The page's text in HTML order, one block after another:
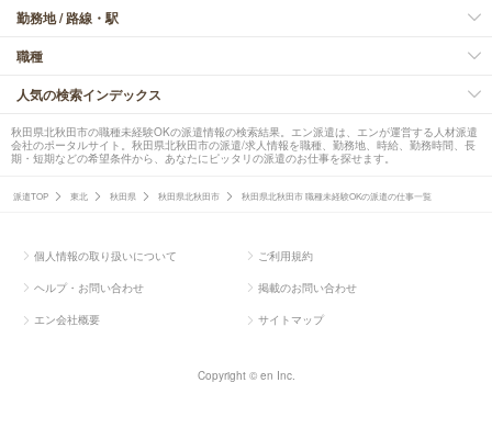
勤務地 / 路線・駅
職種
人気の検索インデックス
秋田県北秋田市の職種未経験OKの派遣情報の検索結果。エン派遣は、エンが運営する人材派遣
会社のポータルサイト。秋田県北秋田市の派遣/求人情報を職種、勤務地、時給、勤務時間、長
期・短期などの希望条件から、あなたにピッタリの派遣のお仕事を探せます。
派遣TOP 東北 秋田県 秋田県北秋田市 秋田県北秋田市 職種未経験OKの派遣の仕事一覧
個人情報の取り扱いについて ご利用規約
ヘルプ・お問い合わせ 掲載のお問い合わせ
エン会社概要 サイトマップ
Copyright © en Inc.